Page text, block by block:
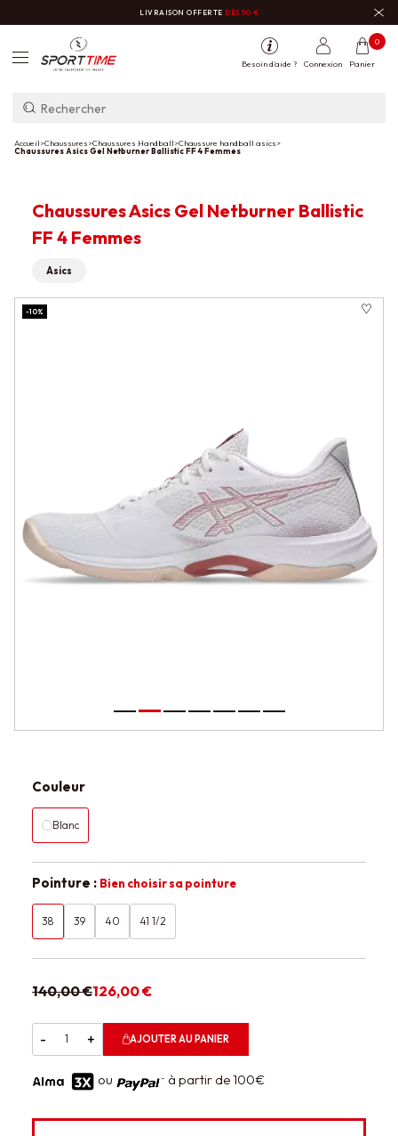
LIVRAISON OFFERTE DÈS 50 €
Besoin d'aide ? Connexion Panier
0
Accueil>Chaussures>Chaussures Handball>Chaussure handball asics>
Chaussures Asics Gel Netburner Ballistic FF 4 Femmes
Couleur
Blanc
Pointure : Bien choisir sa pointure
38 39 40 41 1/2
140,00 €126,00 €
- + AJOUTER AU PANIER
ou à partir de 100€
Chaussures Asics Gel Netburner Ballistic
FF 4 Femmes
Asics
-10%